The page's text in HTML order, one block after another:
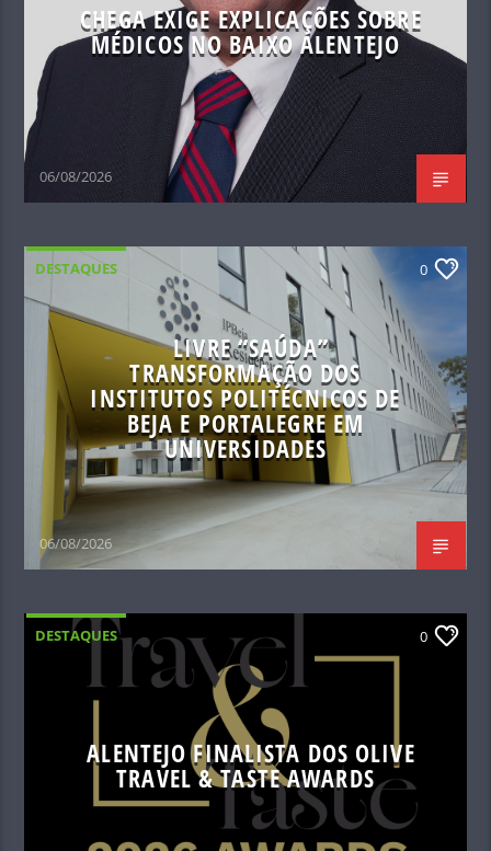
CHEGA EXIGE EXPLICAÇÕES SOBRE
MÉDICOS NO BAIXO ALENTEJO
06/08/2026
DESTAQUES 0
LIVRE “SAÚDA”
TRANSFORMAÇÃO DOS
INSTITUTOS POLITÉCNICOS DE
BEJA E PORTALEGRE EM
UNIVERSIDADES
06/08/2026
DESTAQUES 0
ALENTEJO FINALISTA DOS OLIVE
TRAVEL & TASTE AWARDS